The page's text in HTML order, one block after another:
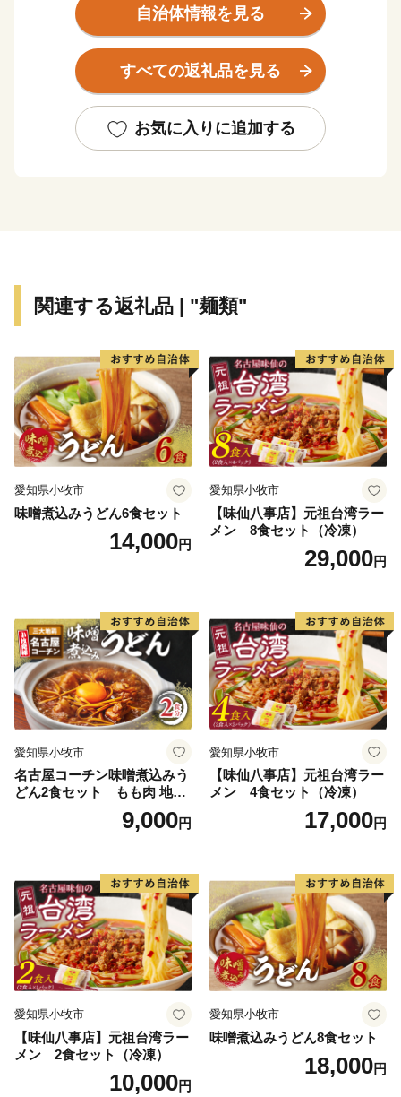
スカットなどのフルーツ、つや姫を代表とするブランド
米、とろけるような舌触りが特徴の山形牛などの「山形
ブランド」を生み出しています。 街中には商家の蔵
や旧家が数多く残り、レトロモダンな雰囲気を醸し出し
自治体情報を見る
すべての返礼品を見る
お気に入りに追加する
関連する返礼品 | "麺類"
愛知県小牧市
味噌煮込みうどん6食セット
14,000円
愛知県小牧市
【味仙八事店】元祖台湾ラー
メン 8食セット（冷凍）
29,000円
愛知県小牧市
名古屋コーチン味噌煮込みう
どん2食セット もも肉 地鶏
9,000円
愛知県小牧市
【味仙八事店】元祖台湾ラー
メン 4食セット（冷凍）
17,000円
愛知県小牧市
【味仙八事店】元祖台湾ラー
メン 2食セット（冷凍）
10,000円
愛知県小牧市
味噌煮込みうどん8食セット
18,000円